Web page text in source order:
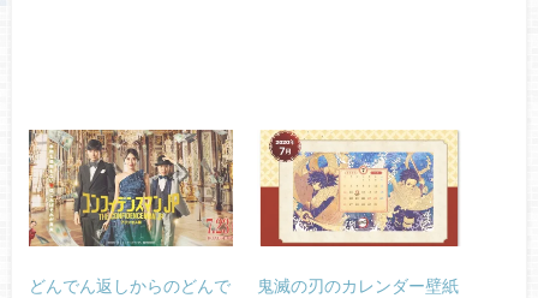
どんでん返しからのどんで
鬼滅の刃のカレンダー壁紙